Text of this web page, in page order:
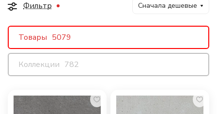
Фильтр Сначала дешевые
Товары 5079
Коллекции 782